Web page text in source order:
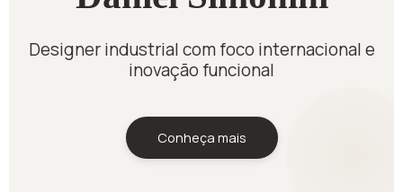
Designer industrial com foco internacional e
inovação funcional
Conheça mais